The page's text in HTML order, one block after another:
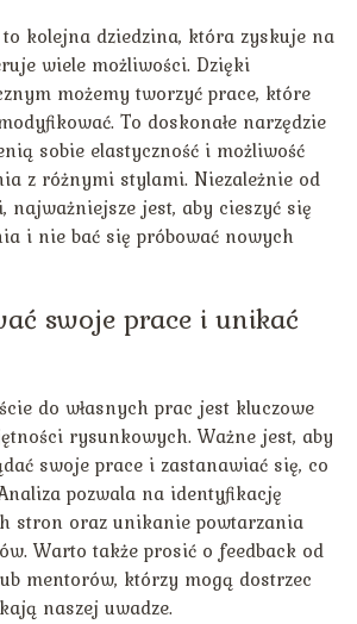
kolejna dziedzina, która zyskuje na
wiele możliwości. Dzięki
możemy tworzyć prace, które
To doskonałe narzędzie
sobie elastyczność i możliwość
z różnymi stylami. Niezależnie od
jest, aby cieszyć się
i nie bać się próbować nowych
swoje prace i unikać
do własnych prac jest kluczowe
rysunkowych. Ważne jest, aby
swoje prace i zastanawiać się, co
pozwala na identyfikację
stron oraz unikanie powtarzania
Warto także prosić o feedback od
mentorów, którzy mogą dostrzec
naszej uwadze.